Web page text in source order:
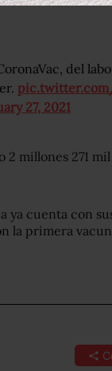
del
27, 2021
millones 271
ya cuenta con
la primera